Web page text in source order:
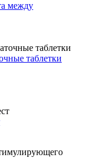
между
таблетки